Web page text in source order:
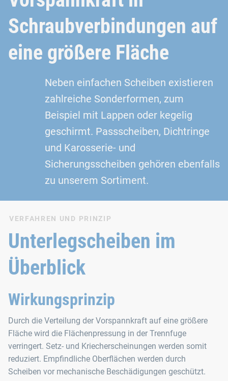
Schraubverbindungen auf
eine größere Fläche
Neben einfachen Scheiben existieren
zahlreiche Sonderformen, zum
Beispiel mit Lappen oder kegelig
geschirmt. Passscheiben, Dichtringe
und Karosserie- und
Sicherungsscheiben gehören ebenfalls
zu unserem Sortiment.
VERFAHREN UND PRINZIP
Unterlegscheiben im
Überblick
Wirkungsprinzip
Durch die Verteilung der Vorspannkraft auf eine größere
Fläche wird die Flächenpressung in der Trennfuge
verringert. Setz- und Kriecherscheinungen werden somit
reduziert. Empfindliche Oberflächen werden durch
Scheiben vor mechanische Beschädigungen geschützt.